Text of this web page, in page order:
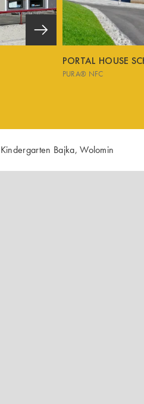
PORTAL HOUSE
PURA® NFC
Kindergarten Bajka, Wolomin